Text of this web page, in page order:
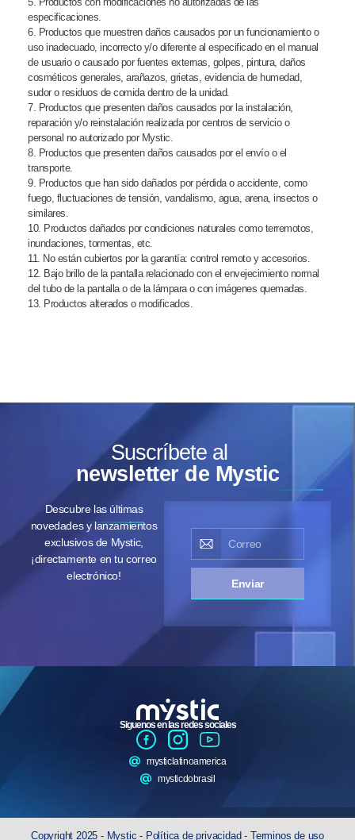
especificaciones.
6. Productos que muestren daños causados por un funcionamiento o
uso inadecuado, incorrecto y/o diferente al especificado en el manual
de usuario o causado por fuentes externas, golpes, pintura, daños
cosméticos generales, arañazos, grietas, evidencia de humedad,
sudor o residuos de comida dentro de la unidad.
7. Productos que presenten daños causados por la instalación,
reparación y/o reinstalación realizada por centros de servicio o
personal no autorizado por Mystic.
8. Productos que presenten daños causados por el envío o el
transporte.
9. Productos que han sido dañados por pérdida o accidente, como
fuego, fluctuaciones de tensión, vandalismo, agua, arena, insectos o
similares.
10. Productos dañados por condiciones naturales como terremotos,
inundaciones, tormentas, etc.
11. No están cubiertos por la garantía: control remoto y accesorios.
12. Bajo brillo de la pantalla relacionado con el envejecimiento normal
del tubo de la pantalla o de la lámpara o con imágenes quemadas.
13. Productos alterados o modificados.
Suscríbete al
newsletter de Mystic
Descubre las últimas
novedades y lanzamientos
exclusivos de Mystic,
¡directamente en tu correo
electrónico!
Enviar
Siguenos en las redes sociales
mysticlatinoamerica
mysticdobrasil
Copyright 2025 - Mystic - Política de privacidad- Terminos de uso